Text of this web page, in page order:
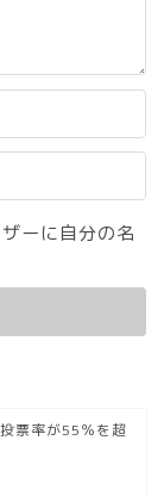
ーに自分の名
票率が55％を超